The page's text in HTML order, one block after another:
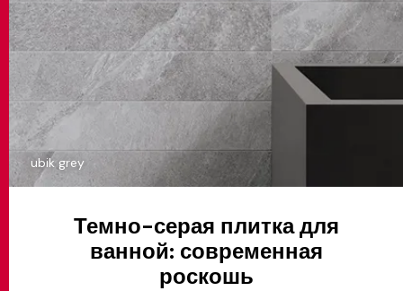
ubik grey
Темно-серая плитка для
ванной: современная
роскошь